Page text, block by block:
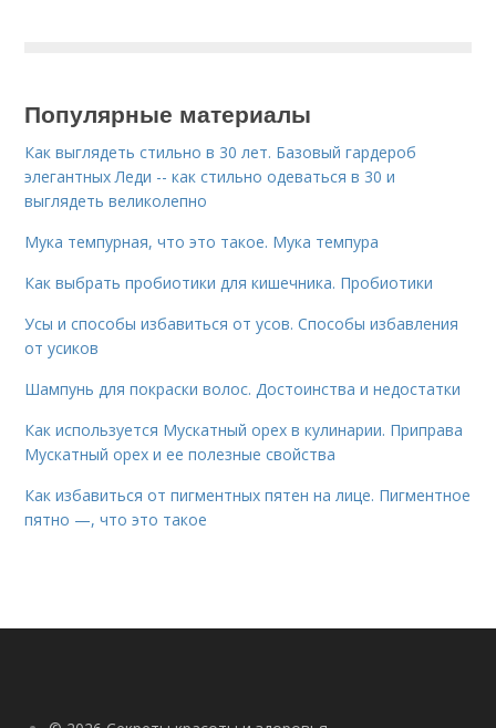
Популярные материалы
Как выглядеть стильно в 30 лет. Базовый гардероб
элегантных Леди -- как стильно одеваться в 30 и
выглядеть великолепно
Мука темпурная, что это такое. Мука темпура
Как выбрать пробиотики для кишечника. Пробиотики
Усы и способы избавиться от усов. Способы избавления
от усиков
Шампунь для покраски волос. Достоинства и недостатки
Как используется Мускатный орех в кулинарии. Приправа
Мускатный орех и ее полезные свойства
Как избавиться от пигментных пятен на лице. Пигментное
пятно —, что это такое